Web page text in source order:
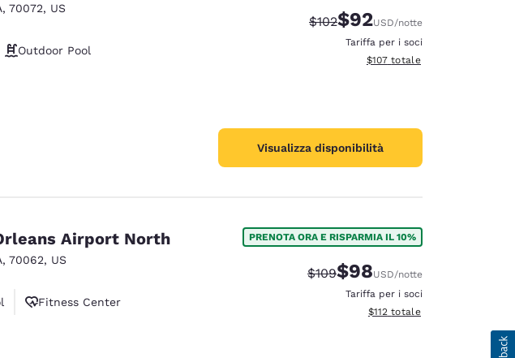
, 70072, US
Outdoor Pool
recensioni
Tariffa di barratura:
$102Tariffa scontata:
$92USD/notte
Tariffa per i soci
Visualizza i dettagli totali
$107 totale
Visualizza disponibilità
Airport North
, 70062, US
Fitness Center
PRENOTA ORA E RISPARMIA IL 10%
Tariffa di barratura:
$109Tariffa scontata:
$98USD/notte
Tariffa per i soci
Visualizza i dettagli totali
$112 totale